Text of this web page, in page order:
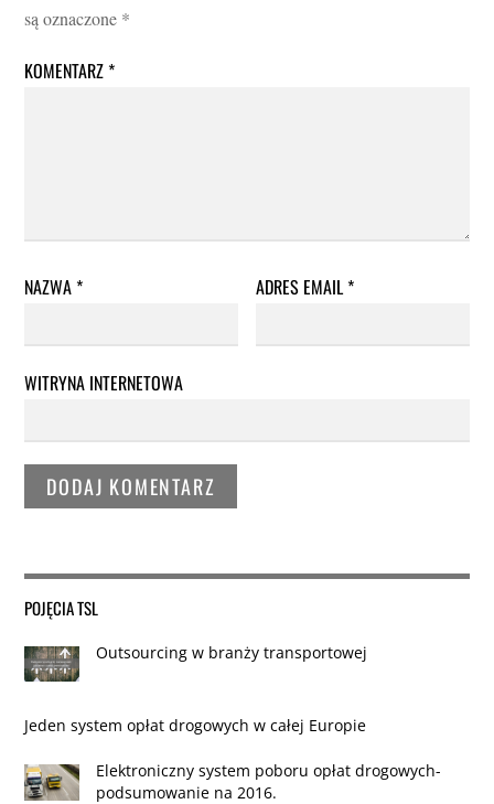
są oznaczone *
KOMENTARZ*
NAZWA* ADRES EMAIL*
WITRYNA INTERNETOWA
POJĘCIA TSL
Outsourcing w branży transportowej
Jeden system opłat drogowych w całej Europie
Elektroniczny system poboru opłat drogowych-
podsumowanie na 2016.